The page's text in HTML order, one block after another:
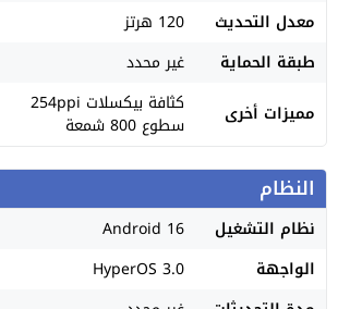
معدل التحديث
120 هرتز
طبقة الحماية
غير محدد
مميزات أخرى
كثافة بيكسلات 254ppi
سطوع 800 شمعة
النظام
نظام التشغيل
Android 16
الواجهة
HyperOS 3.0